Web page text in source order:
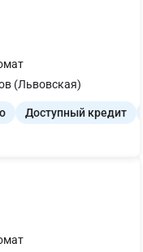
(Львовская)
Доступный кредит